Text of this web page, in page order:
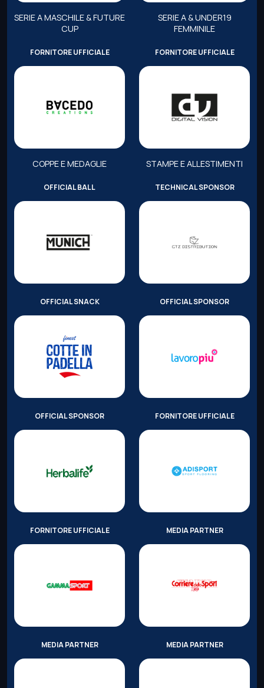
SERIE A MASCHILE & FUTURE
CUP
SERIE A & UNDER19
FEMMINILE
FORNITORE UFFICIALE
COPPE E MEDAGLIE
FORNITORE UFFICIALE
STAMPE E ALLESTIMENTI
OFFICIAL BALL TECHNICAL SPONSOR
OFFICIAL SNACK OFFICIAL SPONSOR
OFFICIAL SPONSOR FORNITORE UFFICIALE
FORNITORE UFFICIALE MEDIA PARTNER
MEDIA PARTNER MEDIA PARTNER